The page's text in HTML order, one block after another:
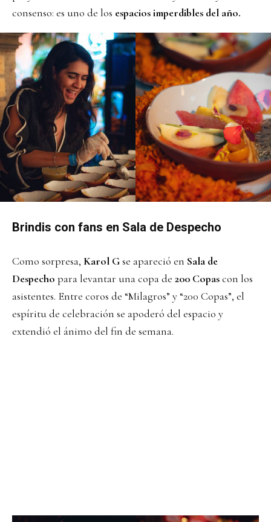
consenso: es uno de los espacios imperdibles del año.
Brindis con fans en Sala de Despecho
Como sorpresa, Karol Gse apareció en Sala de
Despecho para levantar una copa de 200 Copascon los
asistentes. Entre coros de “Milagros” y “200 Copas”, el
espíritu de celebración se apoderó del espacio y
extendió el ánimo del fin de semana.